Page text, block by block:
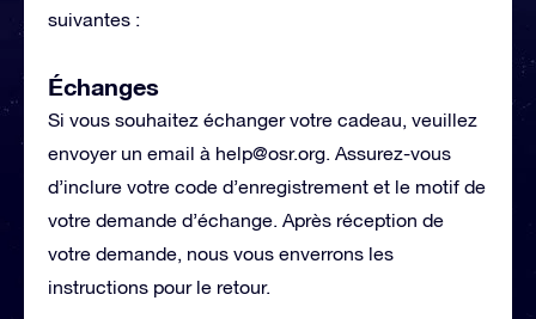
suivantes :
Échanges
Si vous souhaitez échanger votre cadeau, veuillez
envoyer un email à help@osr.org. Assurez-vous
d’inclure votre code d’enregistrement et le motif de
votre demande d’échange. Après réception de
votre demande, nous vous enverrons les
instructions pour le retour.